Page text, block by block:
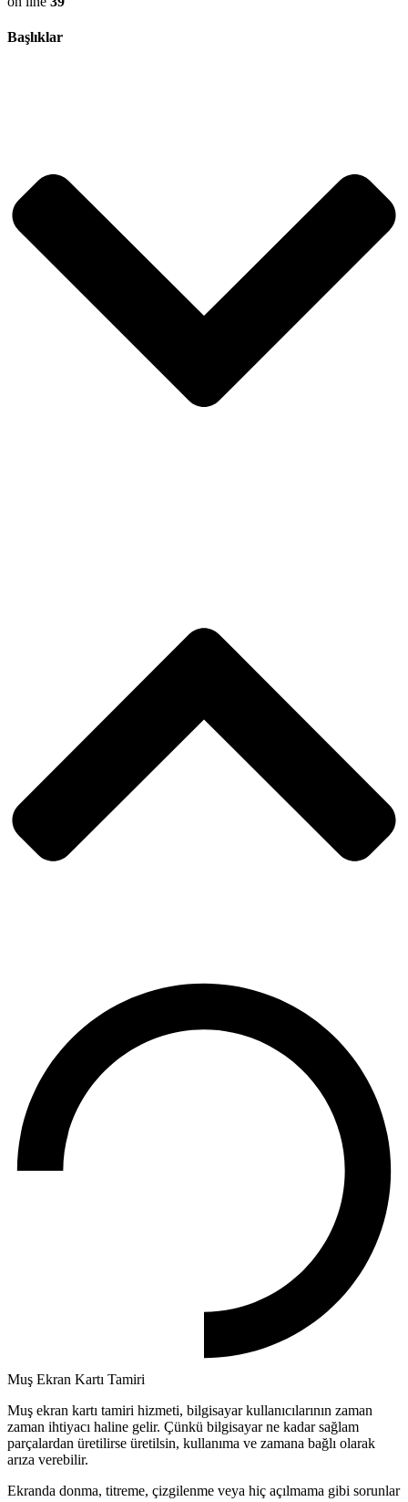
Başlıklar
Muş Ekran Kartı Tamiri
Muş ekran kartı tamiri hizmeti, bilgisayar kullanıcılarının zaman
zaman ihtiyacı haline gelir. Çünkü bilgisayar ne kadar sağlam
parçalardan üretilirse üretilsin, kullanıma ve zamana bağlı olarak
arıza verebilir.
Ekranda donma, titreme, çizgilenme veya hiç açılmama gibi sorunlar